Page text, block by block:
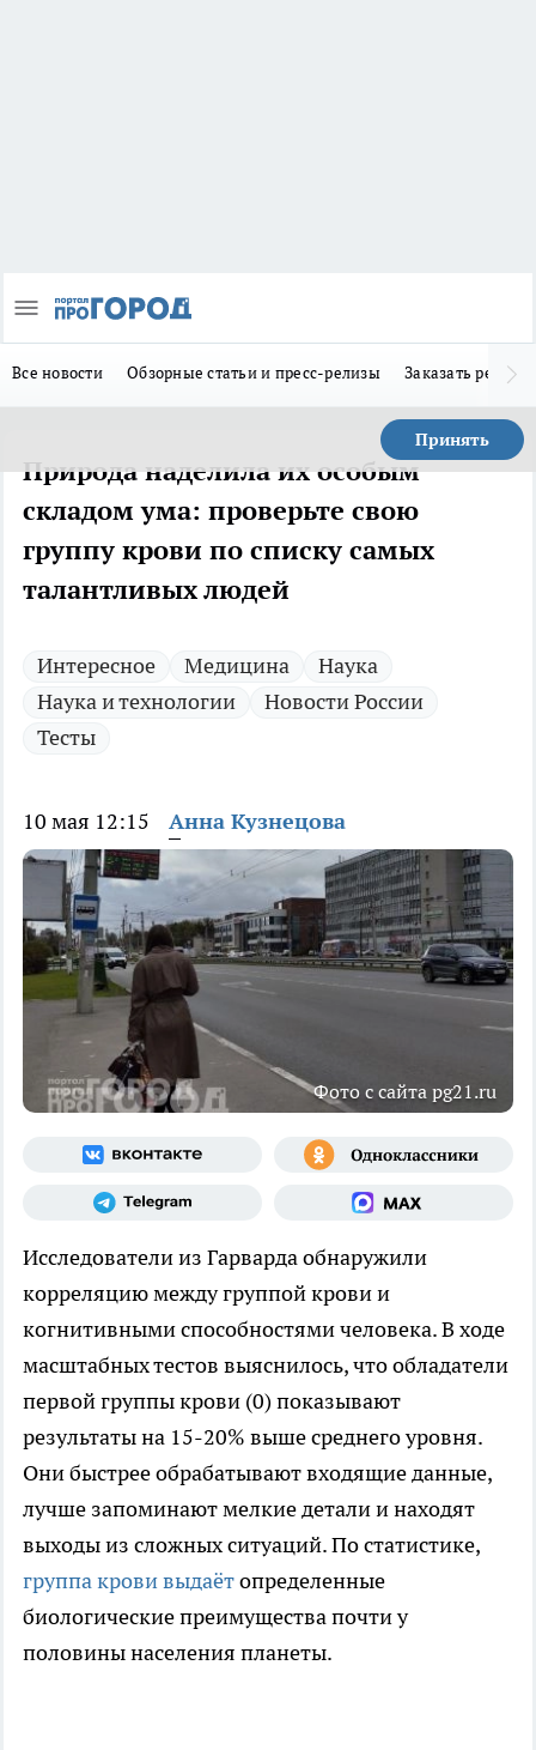
Все новости Обзорные статьи и пресс-релизы Заказать
Принять
Природа наделила их особым
складом ума: проверьте свою
группу крови по списку самых
талантливых людей
Интересное Медицина
Наука
Наука и технологии
Новости России
Тесты
10 мая 12:15 Анна Кузнецова
Фото с сайта pg21.ru
Исследователи из Гарварда обнаружили
корреляцию между группой крови и
когнитивными способностями человека. В ходе
масштабных тестов выяснилось, что обладатели
первой группы крови (0) показывают
результаты на 15-20% выше среднего уровня.
Они быстрее обрабатывают входящие данные,
лучше запоминают мелкие детали и находят
выходы из сложных ситуаций. По статистике,
группа крови выдаётопределенные
биологические преимущества почти у
половины населения планеты.